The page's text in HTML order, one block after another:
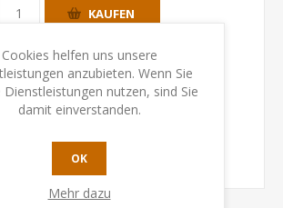
KAUFEN
Cookies helfen uns unsere
anzubieten. Wenn Sie
Dienstleistungen nutzen, sind Sie
damit einverstanden.
OK
Mehr dazu